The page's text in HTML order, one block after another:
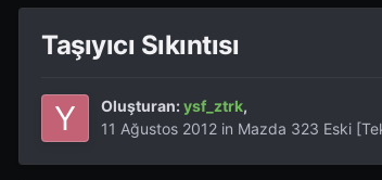
Taşıyıcı Sıkıntısı
Oluşturan:ysf_ztrk,
11 Ağustos 2012 in Mazda 323 Eski